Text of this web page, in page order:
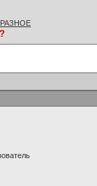
РАЗНОЕ